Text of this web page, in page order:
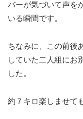
バーが気づいて声を
いる瞬間です。
ちなみに、この前後
していた二人組にお
した。
約７キロ楽しませて